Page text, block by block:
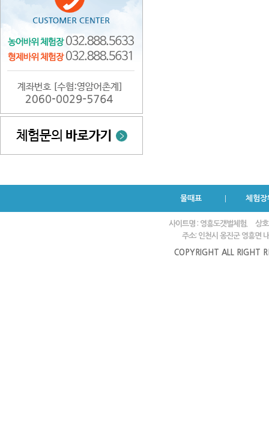
물때표 체험장
사이트명 : 영흥도갯벌체험.
상
주소: 인천시 옹진군 영흥면
COPYRIGHT ALL RIGHT